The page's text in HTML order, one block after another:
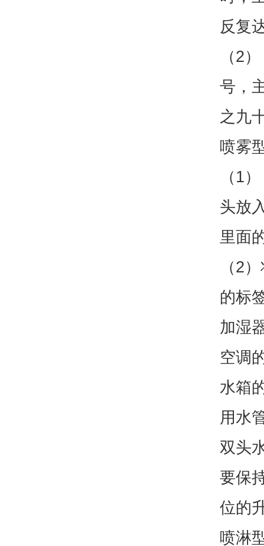
反复
（2
号，
之九
喷雾
（1
头放
里面
（2
的标
加湿
空调
水箱
用水
双头
要保
位的
喷淋